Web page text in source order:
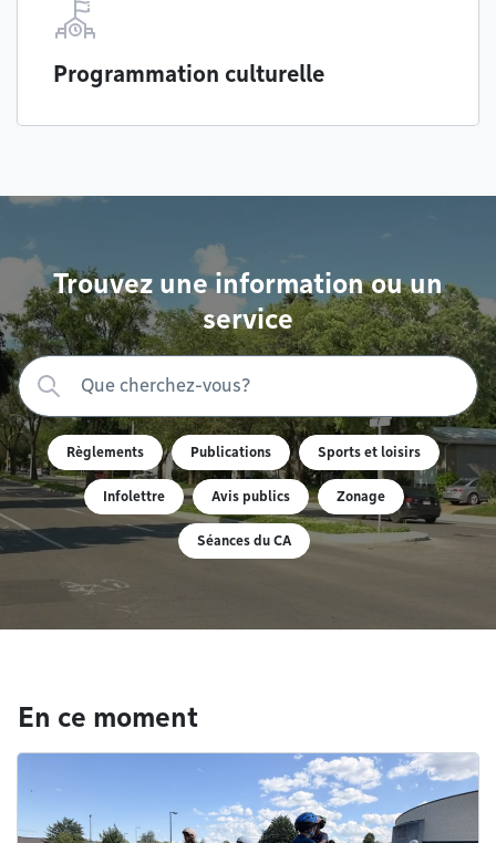
Programmation culturelle
Trouvez une information ou un
service
Règlements Publications Sports et loisirs
Infolettre Avis publics Zonage
Séances du CA
En ce moment